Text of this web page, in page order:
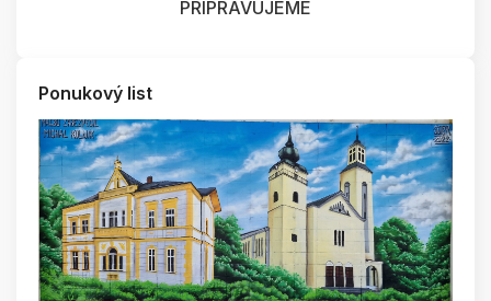
PRIPRAVUJEME
Ponukový list